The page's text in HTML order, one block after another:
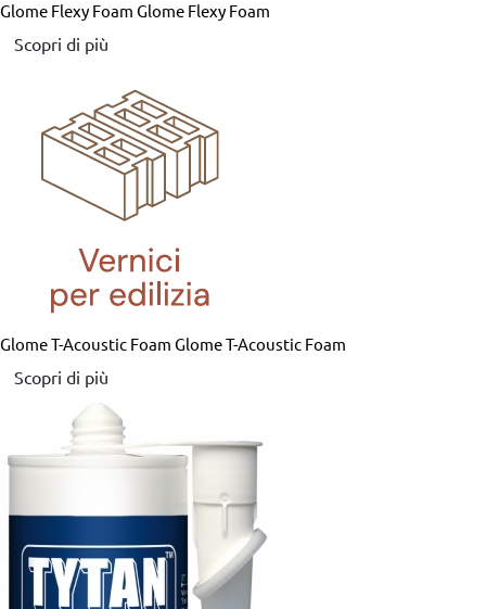
Glome Flexy Foam Glome Flexy Foam
Scopri di più
Glome T-Acoustic Foam Glome T-Acoustic Foam
Scopri di più